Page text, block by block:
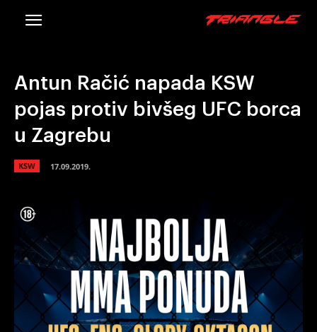
Antun Račić napada KSW
pojas protiv bivšeg UFC borca
u Zagrebu
KSW 17.09.2019.